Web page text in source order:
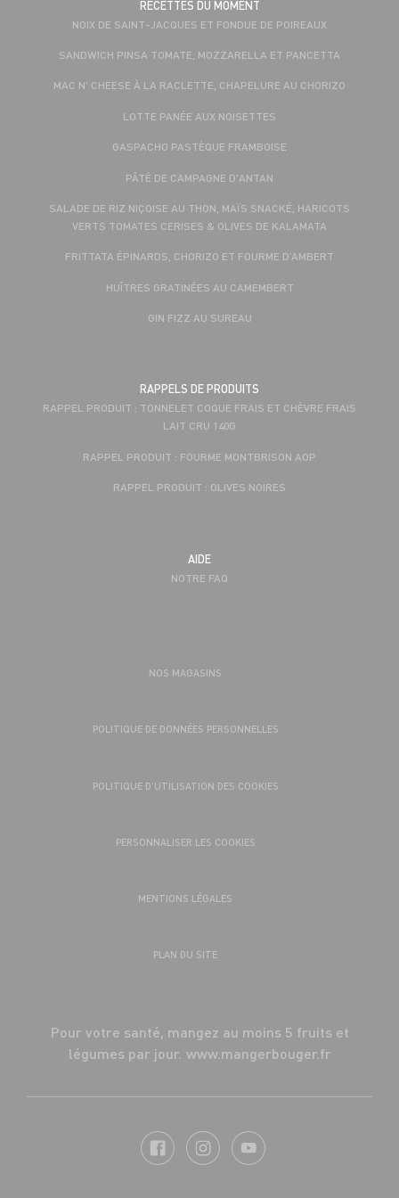
RECETTES DU MOMENT
NOIX DE SAINT-JACQUES ET FONDUE DE POIREAUX
SANDWICH PINSA TOMATE, MOZZARELLA ET PANCETTA
MAC N' CHEESE À LA RACLETTE, CHAPELURE AU CHORIZO
LOTTE PANÉE AUX NOISETTES
GASPACHO PASTÈQUE FRAMBOISE
PÂTÉ DE CAMPAGNE D'ANTAN
SALADE DE RIZ NIÇOISE AU THON, MAÏS SNACKÉ, HARICOTS
VERTS TOMATES CERISES & OLIVES DE KALAMATA
FRITTATA ÉPINARDS, CHORIZO ET FOURME D’AMBERT
HUÎTRES GRATINÉES AU CAMEMBERT
GIN FIZZ AU SUREAU
RAPPELS DE PRODUITS
RAPPEL PRODUIT : TONNELET COQUE FRAIS ET CHÈVRE FRAIS
LAIT CRU 140G
RAPPEL PRODUIT : FOURME MONTBRISON AOP
RAPPEL PRODUIT : OLIVES NOIRES
AIDE
NOTRE FAQ
NOS MAGASINS
POLITIQUE DE DONNÉES PERSONNELLES
POLITIQUE D’UTILISATION DES COOKIES
PERSONNALISER LES COOKIES
MENTIONS LÉGALES
PLAN DU SITE
Pour votre santé, mangez au moins 5 fruits et
légumes par jour. www.mangerbouger.fr